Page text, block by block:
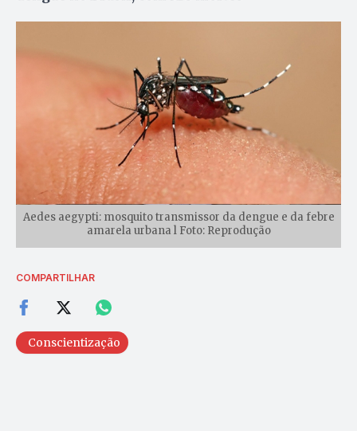
Aedes aegypti: mosquito transmissor da dengue e da febre
amarela urbana l Foto: Reprodução
COMPARTILHAR
Conscientização